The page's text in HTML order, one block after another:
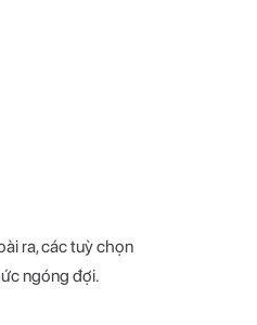
ra, các tuỳ chọn
ngóng đợi.